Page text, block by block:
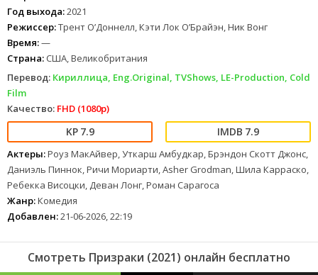
Год выхода:2021
Режиссер:Трент О’Доннелл, Кэти Лок О’Брайэн, Ник Вонг
Время:—
Страна: США, Великобритания
Перевод: Кириллица, Eng.Original, TVShows, LE-Production, Cold
Film
Качество: FHD (1080p)
7.9 7.9
Актеры:Роуз МакАйвер, Уткарш Амбудкар, Брэндон Скотт Джонс,
Даниэль Пиннок, Ричи Мориарти, Asher Grodman, Шила Карраско,
Ребекка Висоцки, Деван Лонг, Роман Сарагоса
Жанр:Комедия
Добавлен:21-06-2026, 22:19
Смотреть Призраки (2021) онлайн бесплатно